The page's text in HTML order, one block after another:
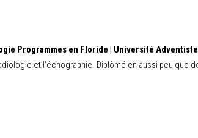
Programmes en Floride | Université
et l'échographie. Diplômé en aussi peu que